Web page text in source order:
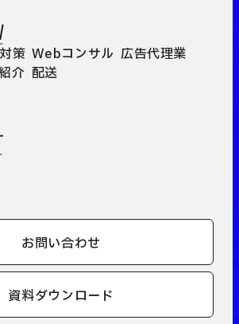
策 Webコンサル 広告代理業
介 配送
お問い合わせ
資料ダウンロード